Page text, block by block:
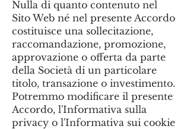
Nulla di quanto contenuto nel
Sito Web né nel presente Accordo
costituisce una sollecitazione,
raccomandazione, promozione,
approvazione o offerta da parte
della Società di un particolare
titolo, transazione o investimento.
Potremmo modificare il presente
Accordo, l'Informativa sulla
privacy o l'Informativa sui cookie